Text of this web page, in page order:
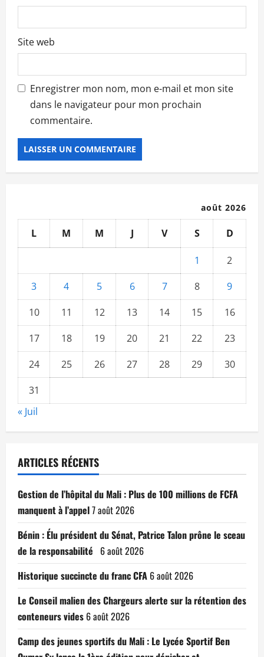
Site web
Enregistrer mon nom, mon e-mail et mon site
dans le navigateur pour mon prochain
commentaire.
août 2026
L M M J V S D
1
2
3
4 5 6 7 8
9
10
11 12 13 14 15
16
17
18 19 20 21 22
23
24
25 26 27 28 29
30
31
« Juil
ARTICLES RÉCENTS
Gestion de l’hôpital du Mali : Plus de 100 millions de FCFA
manquent à l’appel7 août 2026
Bénin : Élu président du Sénat, Patrice Talon prône le sceau
de la responsabilité 6 août 2026
Historique succincte du franc CFA 6 août 2026
Le Conseil malien des Chargeurs alerte sur la rétention des
conteneurs vides 6 août 2026
Camp des jeunes sportifs du Mali : Le Lycée Sportif Ben